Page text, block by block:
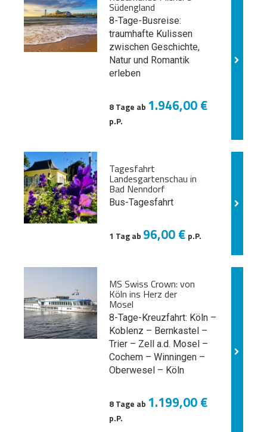
Südengland
8-Tage-Busreise:
traumhafte Kulissen
zwischen Geschichte,
Natur und Romantik
erleben
8 Tage ab 1.946,00 €
p.P.
Tagesfahrt
Landesgartenschau in
Bad Nenndorf
Bus-Tagesfahrt
1 Tag ab 96,00 € p.P.
MS Swiss Crown: von
Köln ins Herz der
Mosel
8-Tage-Kreuzfahrt: Köln –
Koblenz – Bernkastel –
Trier – Zell a.d. Mosel –
Cochem – Winningen –
Oberwesel – Köln
8 Tage ab 1.199,00 €
p.P.